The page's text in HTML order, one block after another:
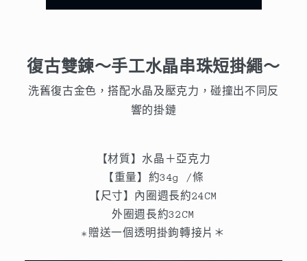
短
～
數
量
短
～
數
復古雙鍊～手工水晶串珠短掛繩～
洗舊復古金色，搭配水晶及壓克力，碰撞出不同反
響的掛鏈
【材質】水晶＋亞克力
【重量】約34g /條
【尺寸】內圈週長約24CM
外圈週長約32CM
*贈送一個透明掛鉤轉接片＊